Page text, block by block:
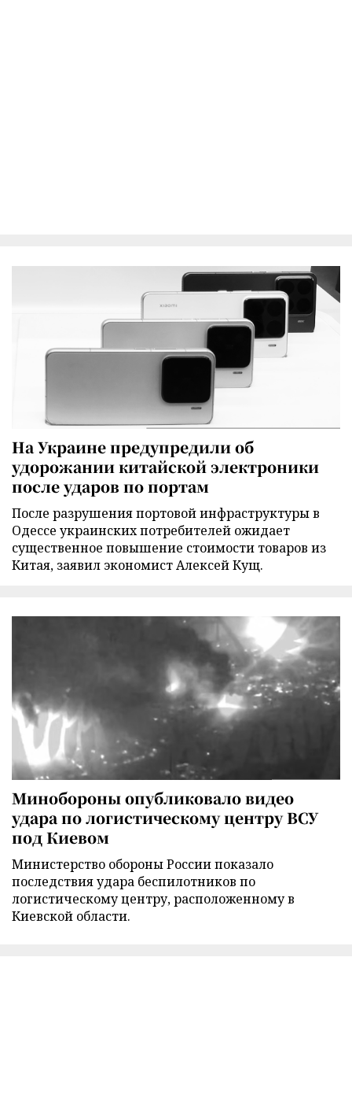
На Украине предупредили об
удорожании китайской электроники
после ударов по портам
После разрушения портовой инфраструктуры в
Одессе украинских потребителей ожидает
существенное повышение стоимости товаров из
Китая, заявил экономист Алексей Кущ.
Минобороны опубликовало видео
удара по логистическому центру ВСУ
под Киевом
Министерство обороны России показало
последствия удара беспилотников по
логистическому центру, расположенному в
Киевской области.